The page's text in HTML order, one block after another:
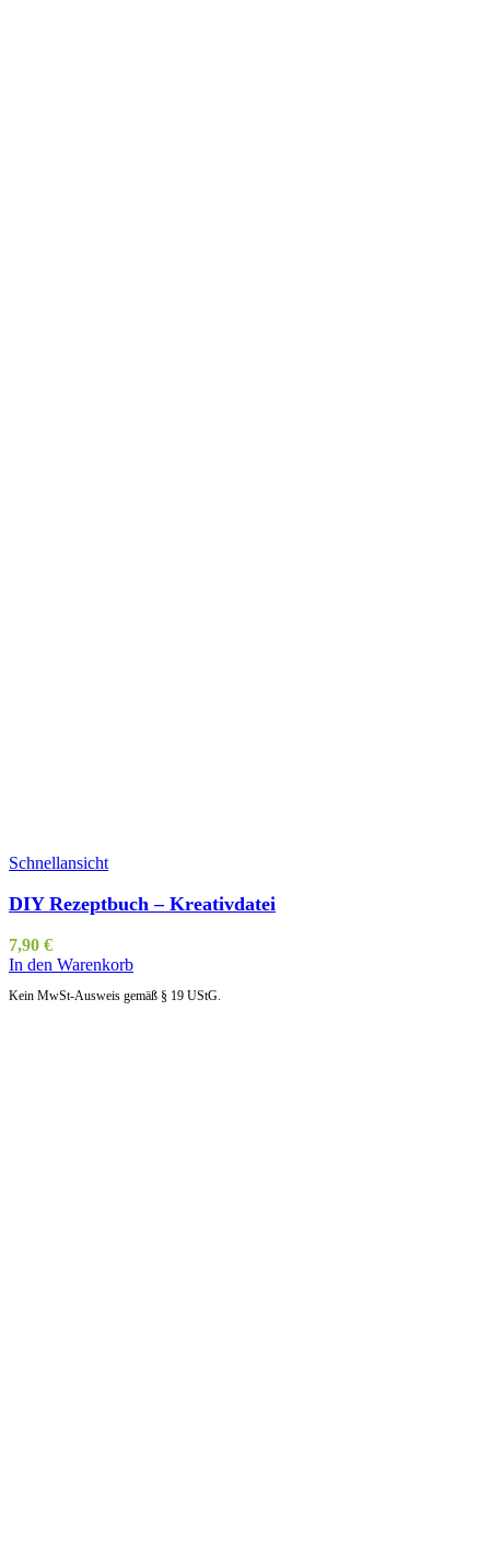
Schnellansicht
DIY Rezeptbuch – Kreativdatei
7,90 €
In den Warenkorb
Kein MwSt-Ausweis gemäß § 19 UStG.